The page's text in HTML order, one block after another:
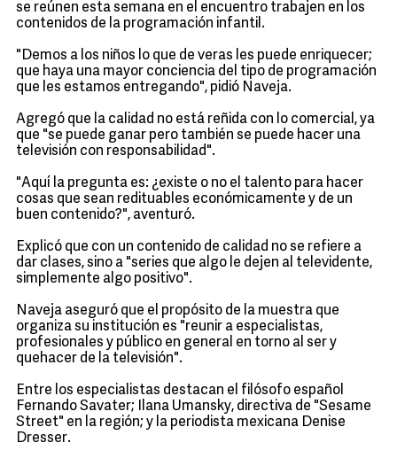
se reúnen esta semana en el encuentro trabajen en los
contenidos de la programación infantil.
"Demos a los niños lo que de veras les puede enriquecer;
que haya una mayor conciencia del tipo de programación
que les estamos entregando", pidió Naveja.
Agregó que la calidad no está reñida con lo comercial, ya
que "se puede ganar pero también se puede hacer una
televisión con responsabilidad".
"Aquí la pregunta es: ¿existe o no el talento para hacer
cosas que sean redituables económicamente y de un
buen contenido?", aventuró.
Explicó que con un contenido de calidad no se refiere a
dar clases, sino a "series que algo le dejen al televidente,
simplemente algo positivo".
Naveja aseguró que el propósito de la muestra que
organiza su institución es "reunir a especialistas,
profesionales y público en general en torno al ser y
quehacer de la televisión".
Entre los especialistas destacan el filósofo español
Fernando Savater; Ilana Umansky, directiva de "Sesame
Street" en la región; y la periodista mexicana Denise
Dresser.